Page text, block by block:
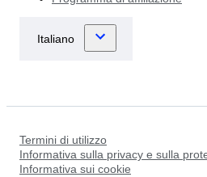
Termini di utilizzo
Informativa sulla privacy e sulla
Informativa sui cookie